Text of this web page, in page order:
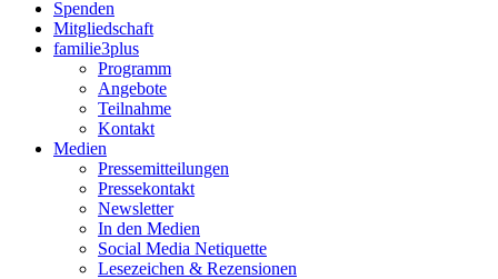
Spenden
Mitgliedschaft
familie3plus
Programm
Angebote
Teilnahme
Kontakt
Medien
Pressemitteilungen
Pressekontakt
Newsletter
In den Medien
Social Media Netiquette
Lesezeichen & Rezensionen